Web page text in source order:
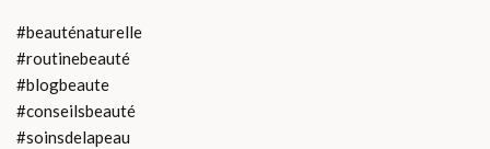
#beauténaturelle
#routinebeauté
#blogbeaute
#conseilsbeauté
#soinsdelapeau